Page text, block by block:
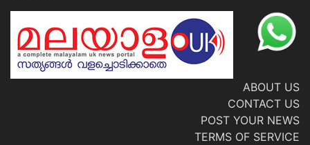
ABOUT US
CONTACT US
POST YOUR NEWS
TERMS OF SERVICE